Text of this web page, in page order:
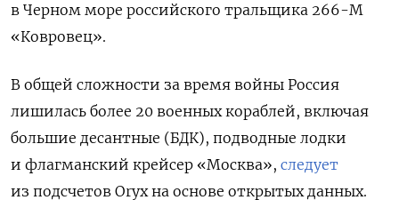
в Черном море российского тральщика 266-М
«Ковровец».
В общей сложности за время войны Россия
лишилась более 20 военных кораблей, включая
большие десантные (БДК), подводные лодки
и флагманский крейсер «Москва», следует
из подсчетов Oryx на основе открытых данных.